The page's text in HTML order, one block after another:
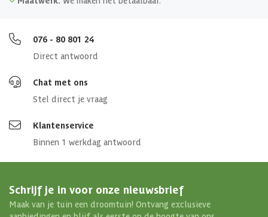
076 - 80 801 24
Direct antwoord
Chat met ons
Stel direct je vraag
Klantenservice
Binnen 1 werkdag antwoord
Schrijf je in voor onze nieuwsbrief
Maak van je tuin een droomtuin! Ontvang exclusieve